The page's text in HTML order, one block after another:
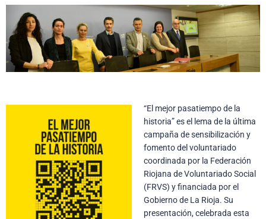
“El mejor pasatiempo de la
historia” es el lema de la última
campaña de sensibilización y
fomento del voluntariado
coordinada por la Federación
Riojana de Voluntariado Social
(FRVS) y financiada por el
Gobierno de La Rioja. Su
presentación, celebrada esta